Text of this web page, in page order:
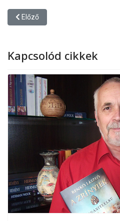
Előző cikk: Partnerségi
Előző
Kapcsolód cikkek